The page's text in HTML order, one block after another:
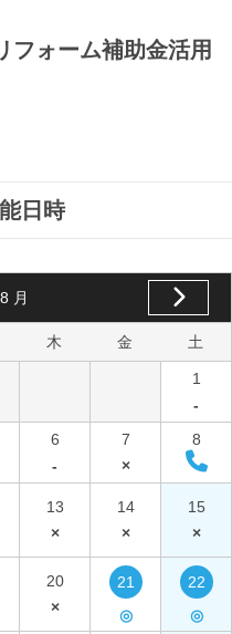
フォーム補助金活用
日時
8 月
木 金 土
1
-
6
-
7
×
8
13
×
14
×
15
×
20
×
21
◎
22
◎